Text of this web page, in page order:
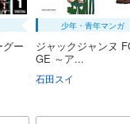
ー
少年・青年マンガ
ジャックジャンヌ
GE ～ア...
石田スイ